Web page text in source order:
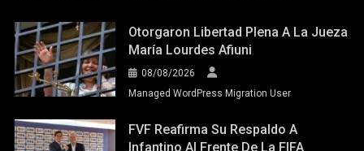
Otorgaron Libertad Plena A La Jueza
María Lourdes Afiuni
08/08/2026
Managed WordPress Migration User
FVF Reafirma Su Respaldo A
Infantino Al Frente De La FIFA